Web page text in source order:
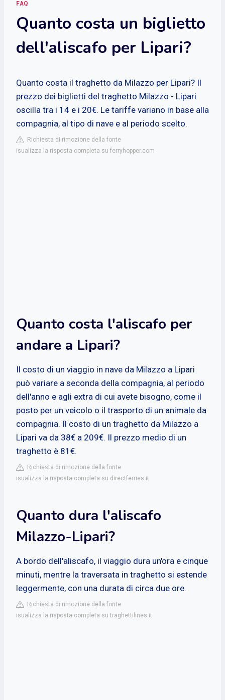
FAQ
Quanto costa un biglietto
dell'aliscafo per Lipari?
Quanto costa il traghetto da Milazzo per Lipari? Il
prezzo dei biglietti del traghetto Milazzo - Lipari
oscilla tra i 14 e i 20€. Le tariffe variano in base alla
compagnia, al tipo di nave e al periodo scelto.
Richiesta di rimozione della fonte
isualizza la risposta completa su ferryhopper.com
Quanto costa l'aliscafo per
andare a Lipari?
Il costo di un viaggio in nave da Milazzo a Lipari
può variare a seconda della compagnia, al periodo
dell'anno e agli extra di cui avete bisogno, come il
posto per un veicolo o il trasporto di un animale da
compagnia. Il costo di un traghetto da Milazzo a
Lipari va da 38€ a 209€. Il prezzo medio di un
traghetto è 81€.
Richiesta di rimozione della fonte
isualizza la risposta completa su directferries.it
Quanto dura l'aliscafo
Milazzo-Lipari?
A bordo dell'aliscafo, il viaggio dura un'ora e cinque
minuti, mentre la traversata in traghetto si estende
leggermente, con una durata di circa due ore.
Richiesta di rimozione della fonte
isualizza la risposta completa su traghettilines.it